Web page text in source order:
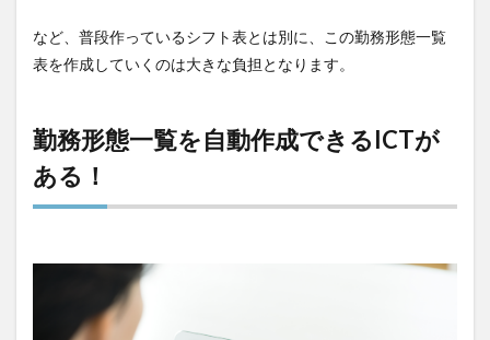
など、普段作っているシフト表とは別に、この勤務形態一覧
表を作成していくのは大きな負担となります。
勤務形態一覧を自動作成できるICTが
ある！